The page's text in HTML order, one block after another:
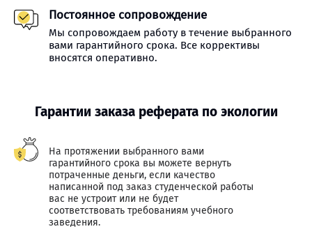
Постоянное сопровождение
Мы сопровождаем работу в течение выбранного
вами гарантийного срока. Все коррективы
вносятся оперативно.
Гарантии заказа реферата по экологии
На протяжении выбранного вами
гарантийного срока вы можете вернуть
потраченные деньги, если качество
написанной под заказ студенческой работы
вас не устроит или не будет
соответствовать требованиям учебного
заведения.